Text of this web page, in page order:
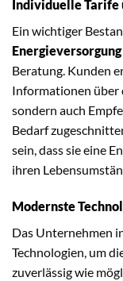
Individuelle Tarife
Ein wichtiger
Beratung. Kunden
Informationen über
sondern auch
Bedarf
sein, dass sie eine
ihren
Modernste
Das Unternehmen
Technologien, um
zuverlässig wie